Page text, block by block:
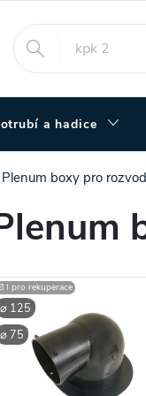
a hadice
Plenum boxy pro
⌀ 125
⌀ 75
I pro rekuperace